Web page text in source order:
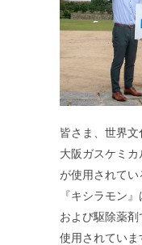
皆さま、世界
大阪ガスケミカ
が使用されてい
『キシラモン
および駆除薬
使用されていま